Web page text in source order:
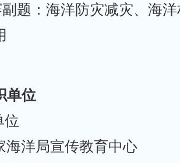
题：海洋防灾减灾、海
单位
位
海洋局宣传教育中心